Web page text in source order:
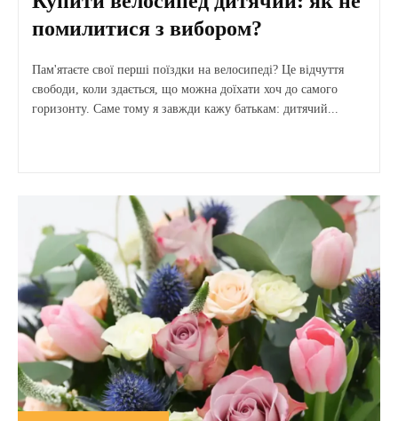
помилитися з вибором?
Пам'ятаєте свої перші поїздки на велосипеді? Це відчуття
свободи, коли здається, що можна доїхати хоч до самого
горизонту. Саме тому я завжди кажу батькам: дитячий...